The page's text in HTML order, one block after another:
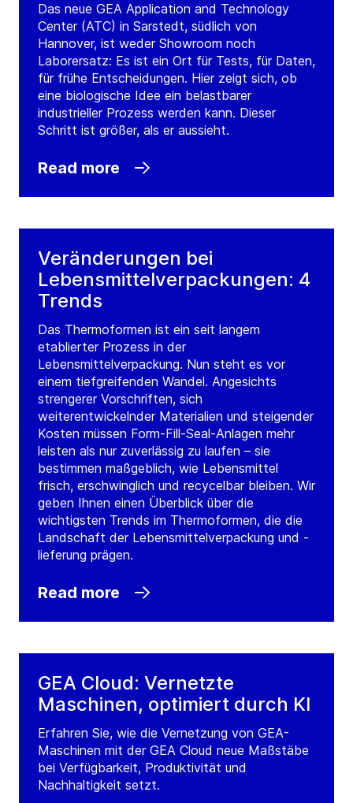
Das neue GEA Application and Technology
Center (ATC) in Sarstedt, südlich von
Hannover, ist weder Showroom noch
Laborersatz: Es ist ein Ort für Tests, für Daten,
für frühe Entscheidungen. Hier zeigt sich, ob
eine biologische Idee ein belastbarer
industrieller Prozess werden kann. Dieser
Schritt ist größer, als er aussieht.
Read more
Veränderungen bei
Lebensmittelverpackungen: 4
Trends
Das Thermoformen ist ein seit langem
etablierter Prozess in der
Lebensmittelverpackung. Nun steht es vor
einem tiefgreifenden Wandel. Angesichts
strengerer Vorschriften, sich
weiterentwickelnder Materialien und steigender
Kosten müssen Form-Fill-Seal-Anlagen mehr
leisten als nur zuverlässig zu laufen – sie
bestimmen maßgeblich, wie Lebensmittel
frisch, erschwinglich und recycelbar bleiben. Wir
geben Ihnen einen Überblick über die
wichtigsten Trends im Thermoformen, die die
Landschaft der Lebensmittelverpackung und -
lieferung prägen.
Read more
GEA Cloud: Vernetzte
Maschinen, optimiert durch KI
Erfahren Sie, wie die Vernetzung von GEA-
Maschinen mit der GEA Cloud neue Maßstäbe
bei Verfügbarkeit, Produktivität und
Nachhaltigkeit setzt.